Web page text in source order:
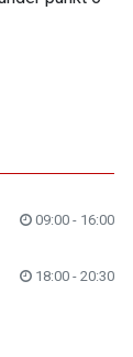
09:00 - 16:00
18:00 - 20:30